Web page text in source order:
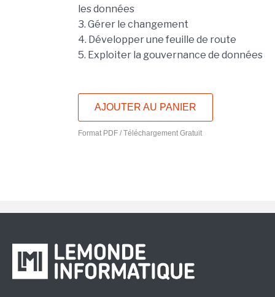
les données
3. Gérer le changement
4. Développer une feuille de route
5. Exploiter la gouvernance de données
AJOUTER AU PANIER
Format PDF / Téléchargement Gratuit